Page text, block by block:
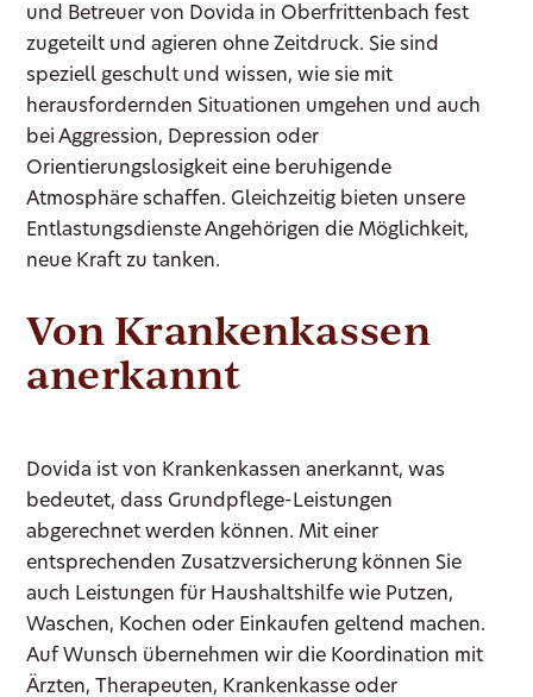
und Betreuer von Dovida in Oberfrittenbach fest
zugeteilt und agieren ohne Zeitdruck. Sie sind
speziell geschult und wissen, wie sie mit
herausfordernden Situationen umgehen und auch
bei Aggression, Depression oder
Orientierungslosigkeit eine beruhigende
Atmosphäre schaffen. Gleichzeitig bieten unsere
Entlastungsdienste Angehörigen die Möglichkeit,
neue Kraft zu tanken.
Von Krankenkassen
anerkannt
Dovida ist von Krankenkassen anerkannt, was
bedeutet, dass Grundpflege-Leistungen
abgerechnet werden können. Mit einer
entsprechenden Zusatzversicherung können Sie
auch Leistungen für Haushaltshilfe wie Putzen,
Waschen, Kochen oder Einkaufen geltend machen.
Auf Wunsch übernehmen wir die Koordination mit
Ärzten, Therapeuten, Krankenkasse oder